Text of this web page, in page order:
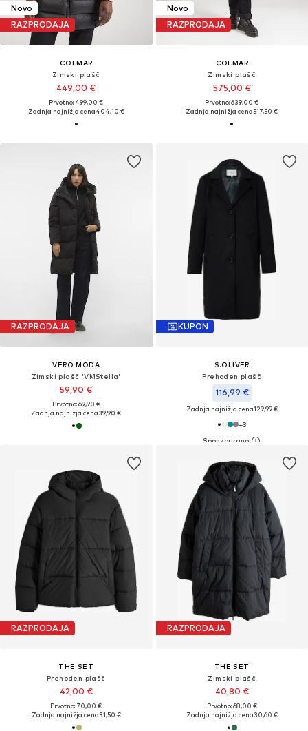
Novo
RAZPRODAJA
COLMAR
Zimski plašč
449,00 €
Prvotno: 499,00 €
Zadnja najnižja cena404,10 €
Novo
RAZPRODAJA
COLMAR
Zimski plašč
575,00 €
Prvotno: 639,00 €
Zadnja najnižja cena517,50 €
RAZPRODAJA
VERO MODA
Zimski plašč 'VMStella'
59,90 €
Prvotno: 69,90 €
Zadnja najnižja cena39,90 €
KUPON
S.OLIVER
Prehoden plašč
116,99 €
Zadnja najnižja cena129,99 €
+3
RAZPRODAJA
THE SET
Prehoden plašč
42,00 €
Prvotno: 70,00 €
Zadnja najnižja cena31,50 €
RAZPRODAJA
THE SET
Zimski plašč
40,80 €
Prvotno: 68,00 €
Zadnja najnižja cena30,60 €